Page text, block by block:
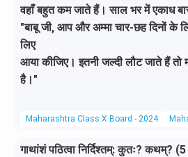
वहाँ बहुत कम जाते हैं। साल भर में एकाध
"बाबू जी, आप और अम्मा चार-छह दिनों के
लिए
आया कीजिए। इतनी जल्दी लौट जाते हैं
है।"
Maharashtra Class X Board - 2024
गाथांशं पठित्वा निर्दिश्तम्: कुतः? कथम्?